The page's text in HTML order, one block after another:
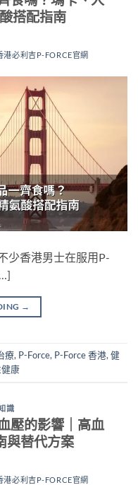
搭配指南
港必利吉P-FORCE官網
少香港男士在服用P-
→
療, P-Force, P-Force 香港,健
康
識
壓的影響｜高血
與替代方案
港必利吉P-FORCE官網